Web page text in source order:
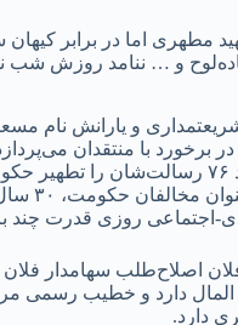
مطهری اما در برابر
و … ننامد روزش شب
در برخورد با منتقدان
خصوصا بعد از دوم خرداد ۷۶
اجتماعی روزی قدرت چند
اصلاح‌طلب سهامدار
دارد و خطیب رسمی
دارد.